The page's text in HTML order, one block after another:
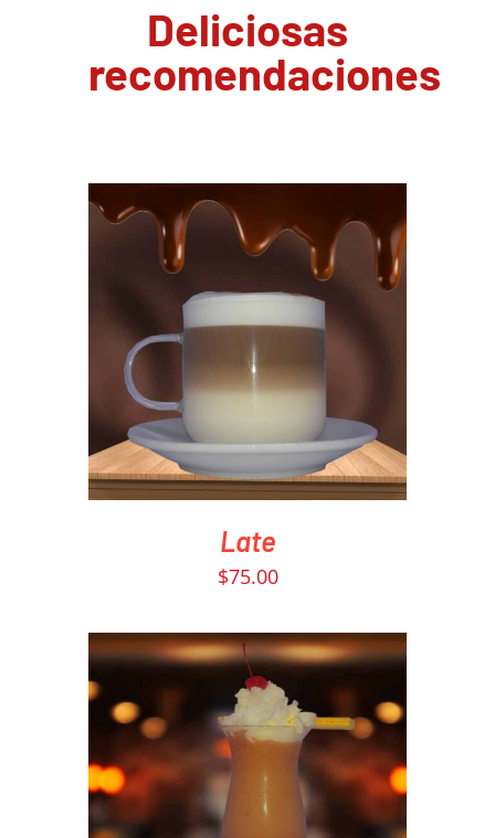
Deliciosas
recomendaciones
PEDIR AHORA
DETAILS
Late
$75.00
PEDIR AHORA
/
DETAILS